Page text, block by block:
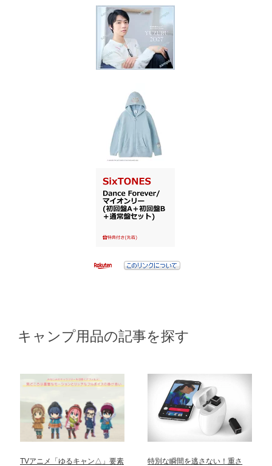
キャンプ用品の記事を探す
TVアニメ「ゆるキャン△」要素
特別な瞬間を逃さない！重さ